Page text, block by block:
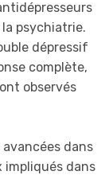
la psychiatrie.
dépressif
complète,
observés
dans
impliqués dans